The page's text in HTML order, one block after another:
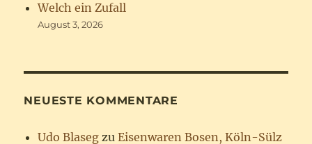
Welch ein Zufall
August 3, 2026
NEUESTE KOMMENTARE
Udo Blaseg zuEisenwaren Bosen, Köln-Sülz